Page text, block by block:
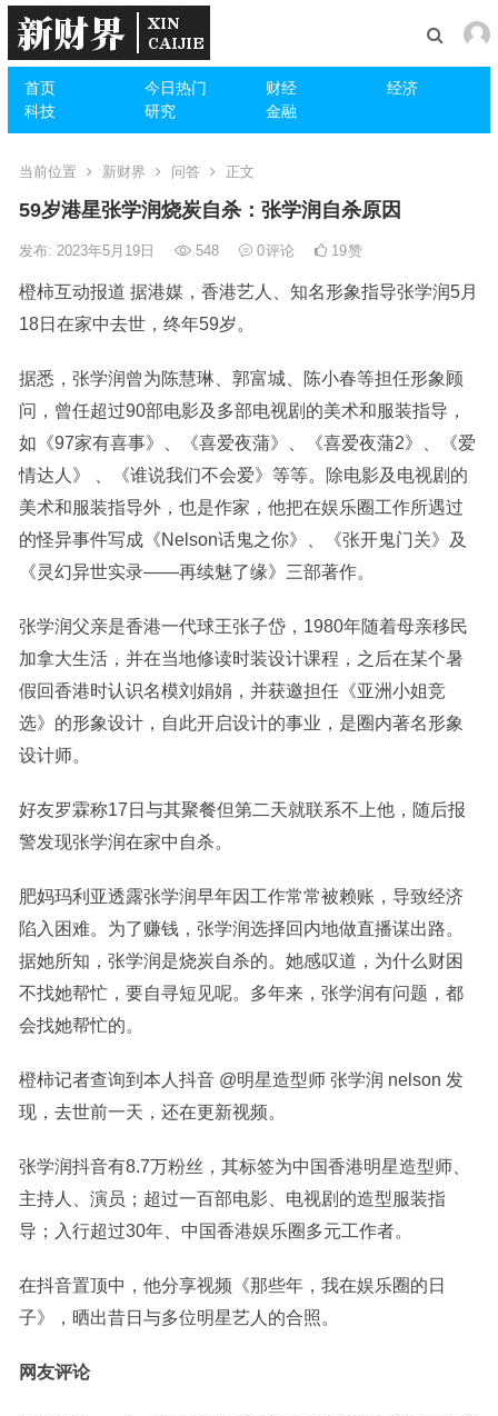
首页 今日热门 财经
经济
科技
研究 金融
当前位置 新财界 问答 正文
59岁港星张学润烧炭自杀：张学润自杀原因
发布: 2023年5月19日 548 0评论 19赞
橙柿互动报道 据港媒，香港艺人、知名形象指导张学润5月
18日在家中去世，终年59岁。
据悉，张学润曾为陈慧琳、郭富城、陈小春等担任形象顾
问，曾任超过90部电影及多部电视剧的美术和服装指导，
如《97家有喜事》、《喜爱夜蒲》、《喜爱夜蒲2》、《爱
情达人》 、《谁说我们不会爱》等等。除电影及电视剧的
美术和服装指导外，也是作家，他把在娱乐圈工作所遇过
的怪异事件写成《Nelson话鬼之你》、《张开鬼门关》及
《灵幻异世实录——再续魅了缘》三部著作。
张学润父亲是香港一代球王张子岱，1980年随着母亲移民
加拿大生活，并在当地修读时装设计课程，之后在某个暑
假回香港时认识名模刘娟娟，并获邀担任《亚洲小姐竞
选》的形象设计，自此开启设计的事业，是圈内著名形象
设计师。
好友罗霖称17日与其聚餐但第二天就联系不上他，随后报
警发现张学润在家中自杀。
肥妈玛利亚透露张学润早年因工作常常被赖账，导致经济
陷入困难。为了赚钱，张学润选择回内地做直播谋出路。
据她所知，张学润是烧炭自杀的。她感叹道，为什么财困
不找她帮忙，要自寻短见呢。多年来，张学润有问题，都
会找她帮忙的。
橙柿记者查询到本人抖音 @明星造型师 张学润 nelson 发
现，去世前一天，还在更新视频。
张学润抖音有8.7万粉丝，其标签为中国香港明星造型师、
主持人、演员；超过一百部电影、电视剧的造型服装指
导；入行超过30年、中国香港娱乐圈多元工作者。
在抖音置顶中，他分享视频《那些年，我在娱乐圈的日
子》，晒出昔日与多位明星艺人的合照。
网友评论